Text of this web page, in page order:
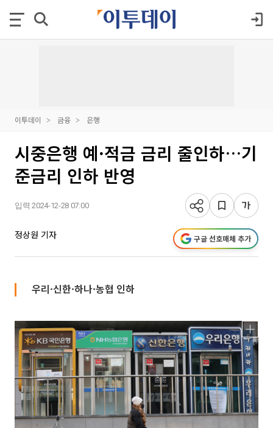
이투데이 금융 은행
시중은행 예·적금 금리 줄인하…기
준금리 인하 반영
입력 2024-12-28 07:00
정상원 기자 구글 선호매체 추가
우리·신한·하나·농협 인하